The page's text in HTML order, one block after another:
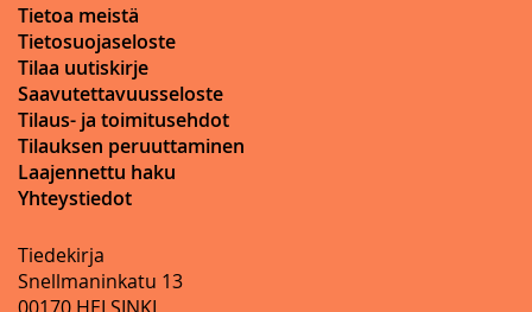
Tietoa meistä
Tietosuojaseloste
Tilaa uutiskirje
Saavutettavuusseloste
Tilaus- ja toimitusehdot
Tilauksen peruuttaminen
Laajennettu haku
Yhteystiedot
Tiedekirja
Snellmaninkatu 13